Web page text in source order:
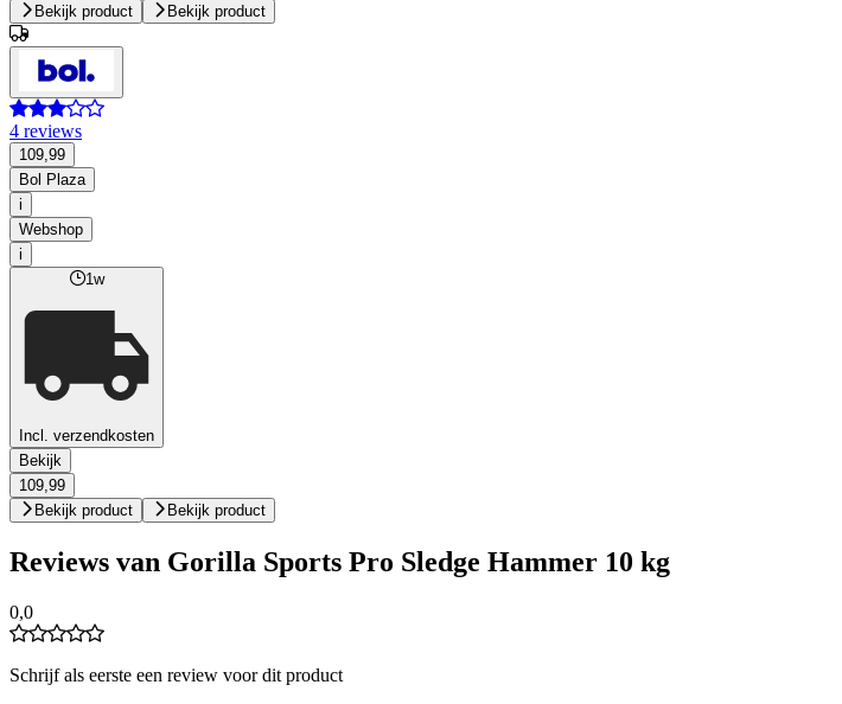
Bekijk product Bekijk product
4 reviews
109,99
Bol Plaza
i
Webshop
i
1w
Incl. verzendkosten
Bekijk
109,99
Bekijk product
Bekijk product
Reviews van Gorilla Sports Pro Sledge Hammer 10 kg
0,0
Schrijf als eerste een review voor dit product